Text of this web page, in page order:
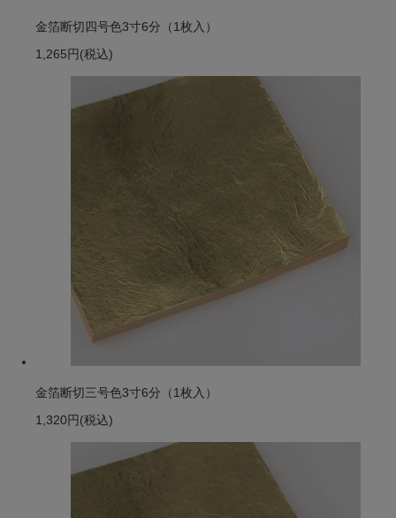
金箔断切四号色3寸6分（1枚入）
1,265円 (税込)
金箔断切三号色3寸6分（1枚入）
1,320円 (税込)